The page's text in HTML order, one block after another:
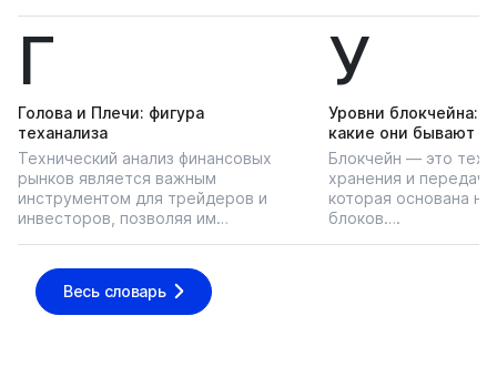
Г
Голова и Плечи: фигура
теханализа
Технический анализ финансовых
рынков является важным
инструментом для трейдеров и
инвесторов, позволяя им…
У
Уровни блокчейна:
какие они бывают
Блокчейн — это
хранения и
которая основана
блоков….
Весь словарь